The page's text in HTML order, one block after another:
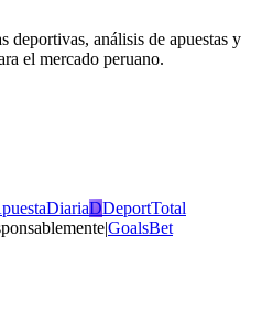
deportivas, análisis de apuestas y
el mercado peruano.
DDeportTotal
|GoalsBet